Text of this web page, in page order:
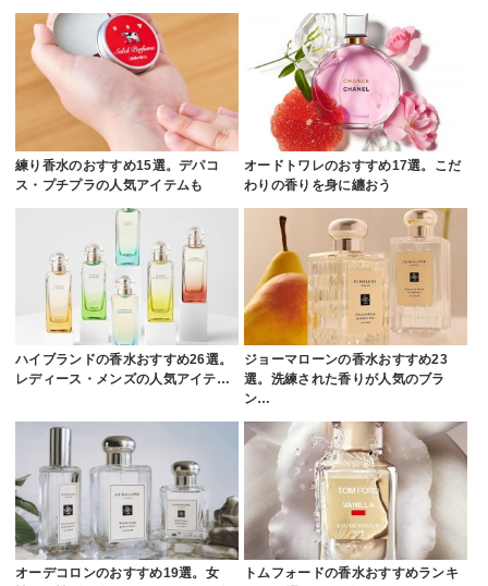
練り香水のおすすめ15選。デパコ
ス・プチプラの人気アイテムも
オードトワレのおすすめ17選。こだ
わりの香りを身に纏おう
ハイブランドの香水おすすめ26選。
レディース・メンズの人気アイテ…
ジョーマローンの香水おすすめ23
選。洗練された香りが人気のブラ
ン…
オーデコロンのおすすめ19選。女
トムフォードの香水おすすめランキ